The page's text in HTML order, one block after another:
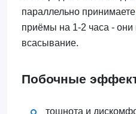
параллельно принимаете
приёмы на 1-2 часа - они
всасывание.
Побочные
тошнота и